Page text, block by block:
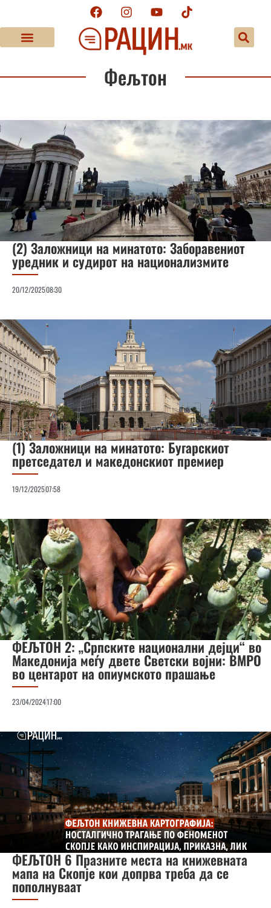
Фељтон
(2) Заложници на минатото: Заборавениот
уредник и судирот на национализмите
20/12/202508:30
(1) Заложници на минатото: Бугарскиот
претседател и македонскиот премиер
19/12/202507:58
ФЕЉТОН 2: „Српските национални дејци“ во
Македонија меѓу двете Светски војни: ВМРО
во центарот на опиумското прашање
23/04/202417:00
ФЕЉТОН 6 Празните места на книжевната
мапа на Скопје кои допрва треба да се
пополнуваат